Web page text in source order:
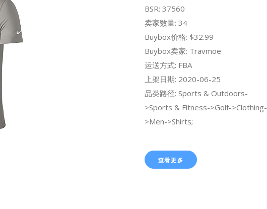
BSR: 37560
卖家数量: 34
Buybox价格: $32.99
Buybox卖家: Travmoe
运送方式: FBA
上架日期: 2020-06-25
品类路径: Sports & Outdoors-
>Sports & Fitness->Golf->Clothing-
>Men->Shirts;
查看更多